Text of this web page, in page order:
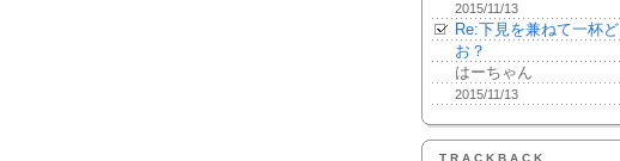
2015/11/13
Re:下見を兼ねて一杯ど
お？
はーちゃん
2015/11/13
TRACKBACK